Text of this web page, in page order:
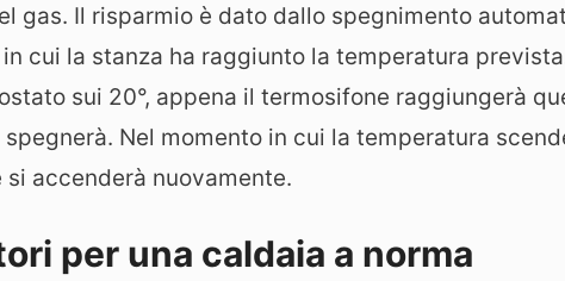
gas. Il risparmio è dato dallo spegnimento
cui la stanza ha raggiunto la temperatura
sui 20°, appena il termosifone raggiungerà
Nel momento in cui la temperatura
accenderà nuovamente.
per una caldaia a norma